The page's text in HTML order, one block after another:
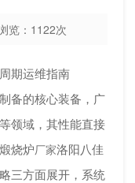
：1122次
期运维指南
备的核心装备，广
领域，其性能直接
烧炉厂家洛阳八佳
三方面展开，系统